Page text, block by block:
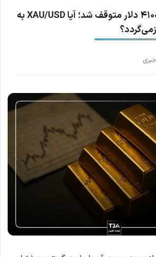
طلا در نزدیکی ۴۱۰۰ دلار متوقف شد؛ آیا XAU/USD به